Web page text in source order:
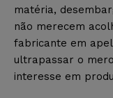
matéria,
não merecem
fabricante em
ultrapassar o
interesse em